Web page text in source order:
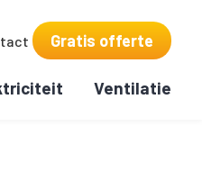
Gratis offerte
Ventilatie